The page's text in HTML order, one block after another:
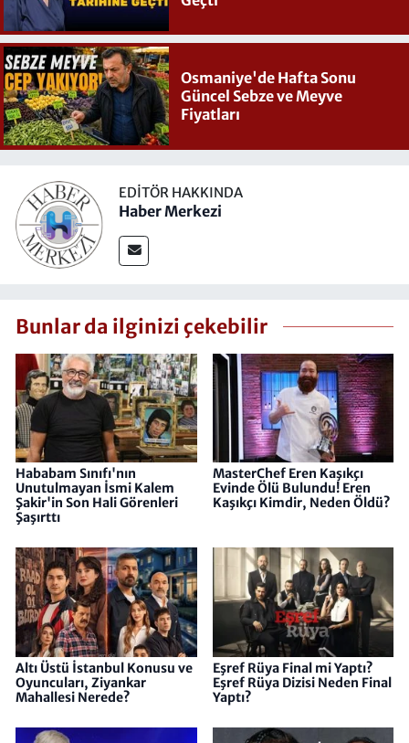
Osmaniye'de Hafta Sonu
Güncel Sebze ve Meyve
Fiyatları
EDITÖR HAKKINDA
Haber Merkezi
Bunlar da ilginizi çekebilir
Hababam Sınıfı'nın
Unutulmayan İsmi Kalem
Şakir'in Son Hali Görenleri
Şaşırttı
MasterChef Eren Kaşıkçı
Evinde Ölü Bulundu! Eren
Kaşıkçı Kimdir, Neden Öldü?
Altı Üstü İstanbul Konusu ve
Oyuncuları, Ziyankar
Mahallesi Nerede?
Eşref Rüya Final mi Yaptı?
Eşref Rüya Dizisi Neden Final
Yaptı?